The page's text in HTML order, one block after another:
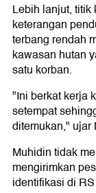
Lebih lanjut,
keterangan
terbang rendah
kawasan hutan
satu korban.
"Ini berkat kerja
setempat
ditemukan," ujar
Muhidin tidak
mengirimkan
identifikasi di